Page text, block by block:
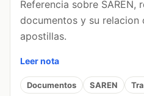
Referencia sobre SAREN,
documentos y su relacion
apostillas.
Leer nota
Documentos SAREN